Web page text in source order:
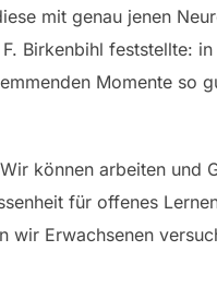
mit genau jenen
Birkenbihl feststellte:
Momente so
können arbeiten und
für offenes
wir Erwachsenen